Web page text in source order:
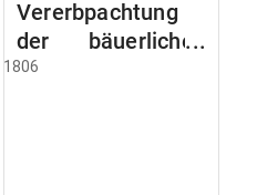
Vererbpachtung
der bäuerlichen
Grundstücke und
1806